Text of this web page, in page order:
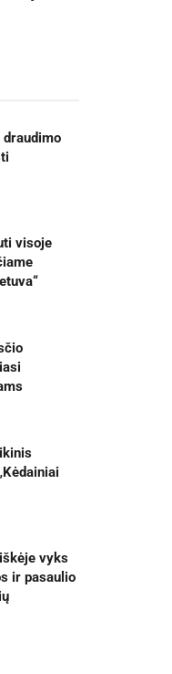
draudimo
visoje
vyks
ir pasaulio